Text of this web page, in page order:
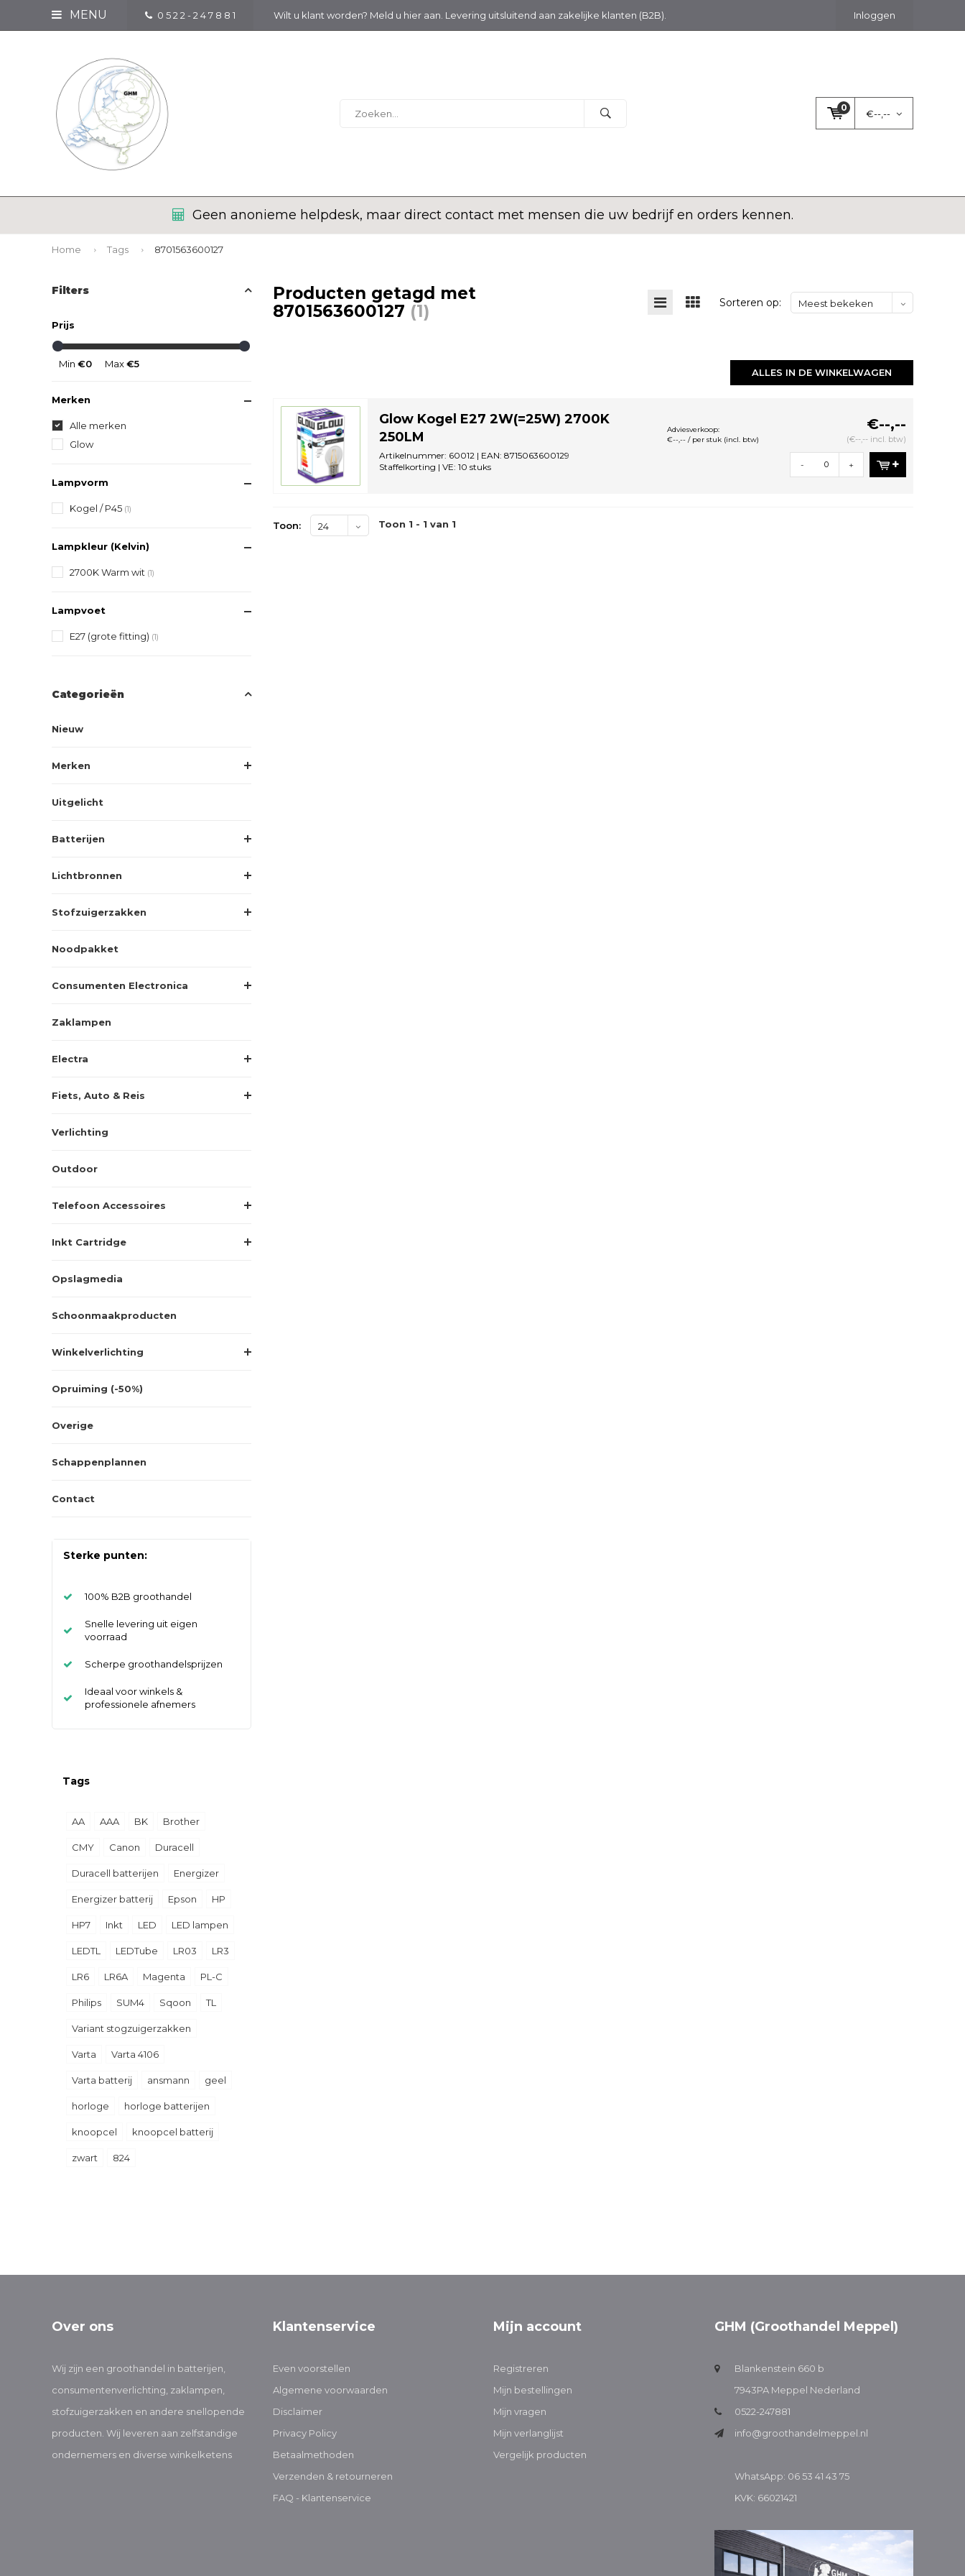
MENU 0 5 2 2 - 2 4 7 8 8 1 Wilt u klant worden? Meld u hier aan. Levering uitsluitend aan zakelijke klanten (B2B). Inloggen
0
€--,--
Geen anonieme helpdesk, maar direct contact met mensen die uw bedrijf en orders kennen.
Home Tags 8701563600127
Filters
Prijs
Min €0 Max€5
Merken
Alle merken
Glow
Lampvorm
Kogel / P45 (1)
Lampkleur (Kelvin)
2700K Warm wit (1)
Lampvoet
E27 (grote fitting) (1)
Categorieën
Nieuw
Merken
Uitgelicht
Batterijen
Lichtbronnen
Stofzuigerzakken
Noodpakket
Consumenten Electronica
Zaklampen
Electra
Fiets, Auto & Reis
Verlichting
Outdoor
Telefoon Accessoires
Inkt Cartridge
Opslagmedia
Schoonmaakproducten
Winkelverlichting
Opruiming (-50%)
Overige
Schappenplannen
Contact
Sterke punten:
100% B2B groothandel
Snelle levering uit eigen
voorraad
Scherpe groothandelsprijzen
Ideaal voor winkels &
professionele afnemers
Tags
AA AAA BK Brother
CMY Canon Duracell
Duracell batterijen Energizer
Energizer batterij Epson HP
HP7 Inkt LED LED lampen
LEDTL LEDTube LR03 LR3
LR6 LR6A Magenta PL-C
Philips SUM4 Sqoon TL
Variant stogzuigerzakken
Varta Varta 4106
Varta batterij ansmann geel
horloge horloge batterijen
knoopcel knoopcel batterij
zwart 824
Producten getagd met
8701563600127 (1) Sorteren op: Meest bekeken
ALLES IN DE WINKELWAGEN
Glow Kogel E27 2W(=25W) 2700K
250LM
Artikelnummer: 60012 | EAN: 8715063600129
Staffelkorting | VE: 10 stuks
€--,--
Adviesverkoop:
€--,-- / per stuk (incl. btw)
(€--,-- incl. btw)
- +
Toon: 24 Toon 1 - 1 van 1
Over ons
Wij zijn een groothandel in batterijen,
consumentenverlichting, zaklampen,
stofzuigerzakken en andere snellopende
producten. Wij leveren aan zelfstandige
ondernemers en diverse winkelketens
Klantenservice
Even voorstellen
Algemene voorwaarden
Disclaimer
Privacy Policy
Betaalmethoden
Verzenden & retourneren
FAQ - Klantenservice
Mijn account
Registreren
Mijn bestellingen
Mijn vragen
Mijn verlanglijst
Vergelijk producten
GHM (Groothandel Meppel)
Blankenstein 660 b
7943PA Meppel Nederland
0522-247881
info@groothandelmeppel.nl
WhatsApp: 06 53 41 43 75
KVK: 66021421